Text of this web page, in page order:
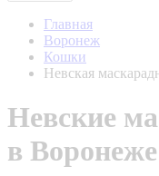
Главная
Воронеж
Кошки
Невская
Невские
в Воронеже